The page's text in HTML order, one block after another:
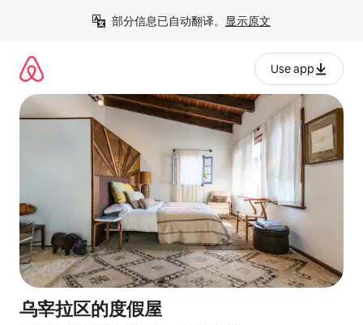
部分信息已自动翻译。 显示原文
Use app
乌宰拉区的度假屋